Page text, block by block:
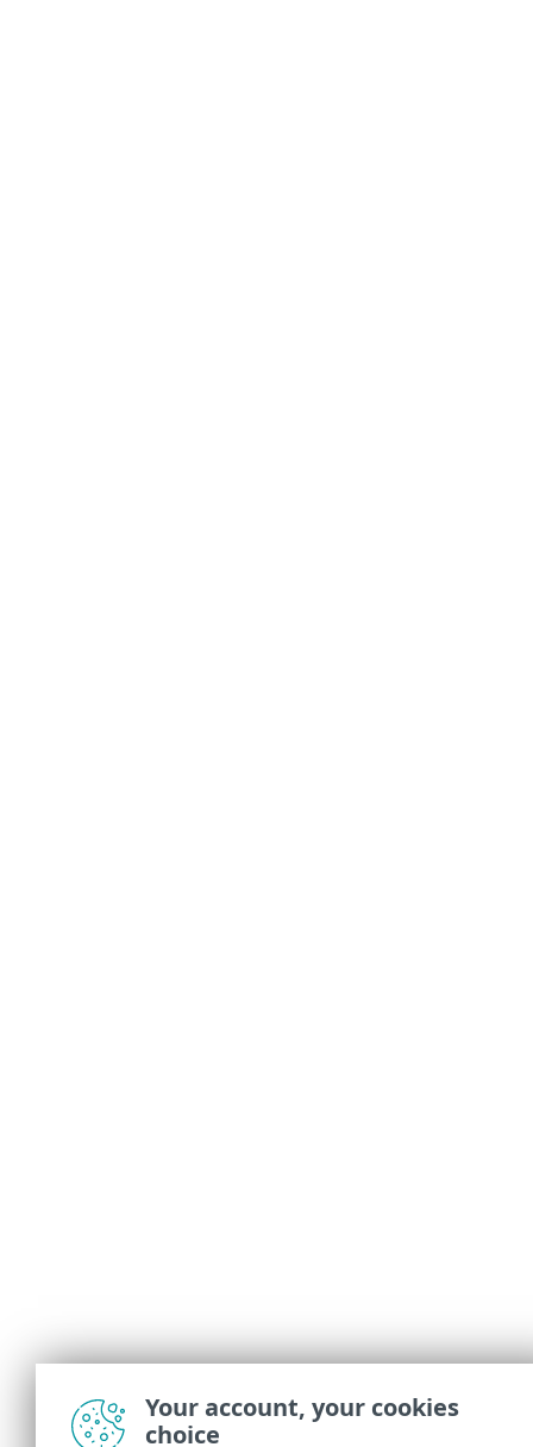
Your account, your cookies
choice